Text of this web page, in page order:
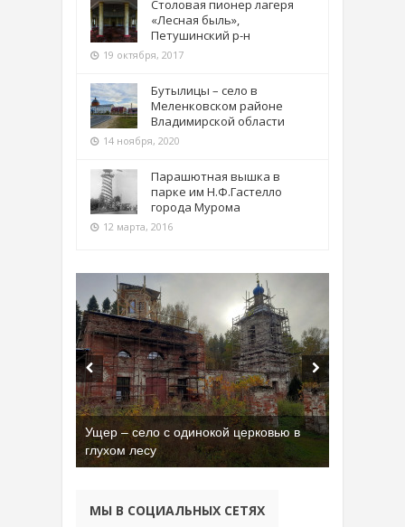
Столовая пионер лагеря
«Лесная быль»,
Петушинский р-н
19 октября, 2017
Бутылицы – село в
Меленковском районе
Владимирской области
14 ноября, 2020
Парашютная вышка в
парке им Н.Ф.Гастелло
города Мурома
12 марта, 2016
Ущер – село с одинокой церковью в
глухом лесу
МЫ В СОЦИАЛЬНЫХ СЕТЯХ